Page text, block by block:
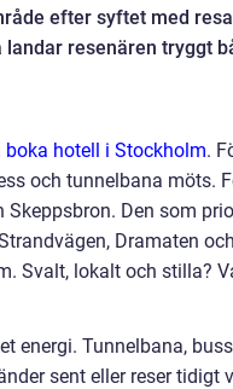
efter syftet med
resenären tryggt
boka hotell i Stockholm.
och tunnelbana möts.
Den som
Dramaten
Svalt, lokalt och stilla?
energi. Tunnelbana,
sent eller reser